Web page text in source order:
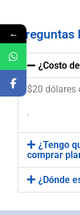
¿Costo
$20 dólares
.
¿Tengo
comprar
¿Dónde
←